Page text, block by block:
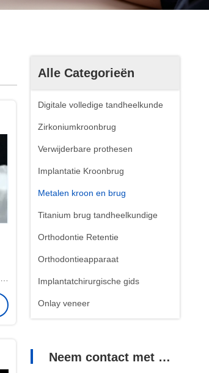
Alle Categorieën
Digitale volledige tandheelkunde
Zirkoniumkroonbrug
Verwijderbare prothesen
Implantatie Kroonbrug
Metalen kroon en brug
Titanium brug tandheelkundige
Orthodontie Retentie
Orthodontieapparaat
Implantatchirurgische gids
Onlay veneer
Neem contact met ons op